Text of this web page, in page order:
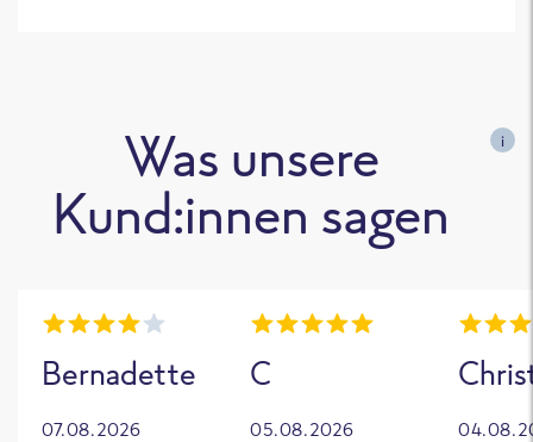
Was unsere
Kund:innen sagen
i
Bernadette
07.08.2026
C
05.08.2026